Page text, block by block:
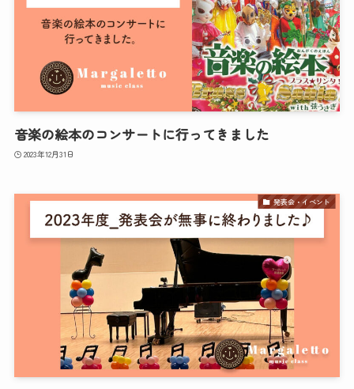
音楽の絵本のコンサートに行ってきました
2023年12月31日
発表会・イベント